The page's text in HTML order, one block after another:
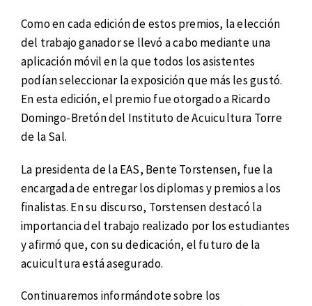
Como en cada edición de estos premios, la elección
del trabajo ganador se llevó a cabo mediante una
aplicación móvil en la que todos los asistentes
podían seleccionar la exposición que más les gustó.
En esta edición, el premio fue otorgado a Ricardo
Domingo-Bretón del Instituto de Acuicultura Torre
de la Sal.
La presidenta de la EAS, Bente Torstensen, fue la
encargada de entregar los diplomas y premios a los
finalistas. En su discurso, Torstensen destacó la
importancia del trabajo realizado por los estudiantes
y afirmó que, con su dedicación, el futuro de la
acuicultura está asegurado.
Continuaremos informándote sobre los